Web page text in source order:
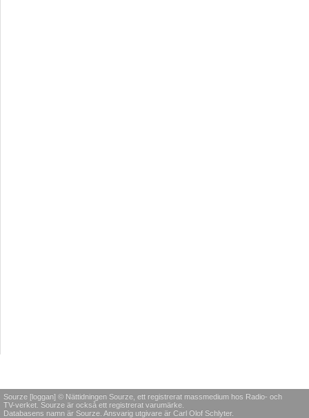
Sourze [loggan] © Nättidningen Sourze, ett registrerat massmedium hos Radio- och
TV-verket. Sourze är också ett registrerat varumärke.
Databasens namn är Sourze. Ansvarig utgivare är Carl Olof Schlyter.